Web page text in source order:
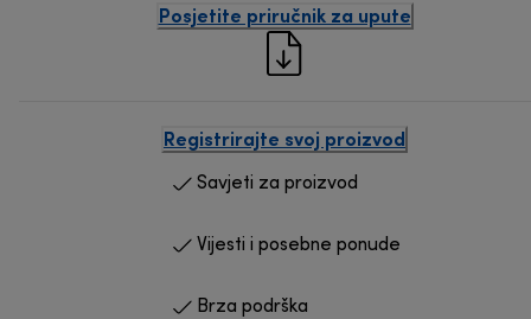
Posjetite priručnik za upute
Registrirajte svoj proizvod
Savjeti za proizvod
Vijesti i posebne ponude
Brza podrška